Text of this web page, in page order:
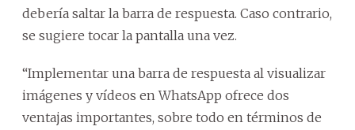
debería saltar la barra de respuesta. Caso contrario,
se sugiere tocar la pantalla una vez.
“Implementar una barra de respuesta al visualizar
imágenes y vídeos en WhatsApp ofrece dos
ventajas importantes, sobre todo en términos de